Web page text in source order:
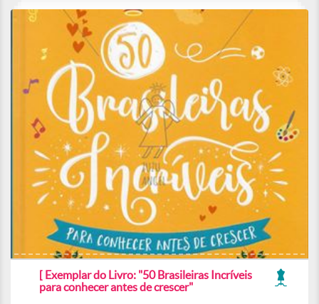
[ Exemplar do Livro: "50 Brasileiras Incríveis
para conhecer antes de crescer"